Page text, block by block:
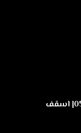
تركيب فورسيلنج في دبي |0566713352| اسقف